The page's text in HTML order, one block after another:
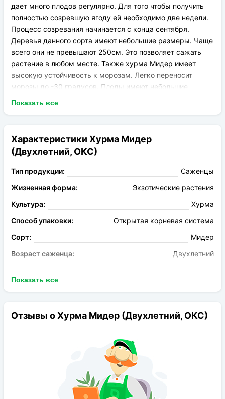
дает много плодов регулярно. Для того чтобы получить
полностью созревшую ягоду ей необходимо две недели.
Процесс созревания начинается с конца сентября.
Деревья данного сорта имеют небольшие размеры. Чаще
всего они не превышают 250см. Это позволяет сажать
растение в любом месте. Также хурма Мидер имеет
высокую устойчивость к морозам. Легко переносит
морозы до -30 градусов. Плоды имеют небольшие
имеет круглую форму с легкой сплюсностью по бокам. В
Показать все
Характеристики Хурма Мидер
(Двухлетний, ОКС)
Тип продукции:
Саженцы
Жизненная форма:
Экзотические растения
Культура:
Хурма
Способ упаковки:
Открытая корневая система
Сорт:
Мидер
Возраст саженца:
Двухлетний
Цвет плода:
Морозостойкость:
Высокая
Показать все
Отзывы о Хурма Мидер (Двухлетний, ОКС)